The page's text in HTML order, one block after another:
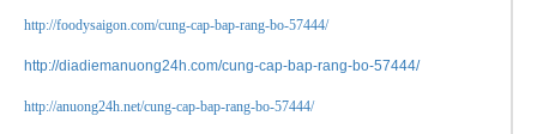
http://foodysaigon.com/cung-cap-bap-rang-bo-57444/
http://diadiemanuong24h.com/cung-cap-bap-rang-bo-57444/
http://anuong24h.net/cung-cap-bap-rang-bo-57444/